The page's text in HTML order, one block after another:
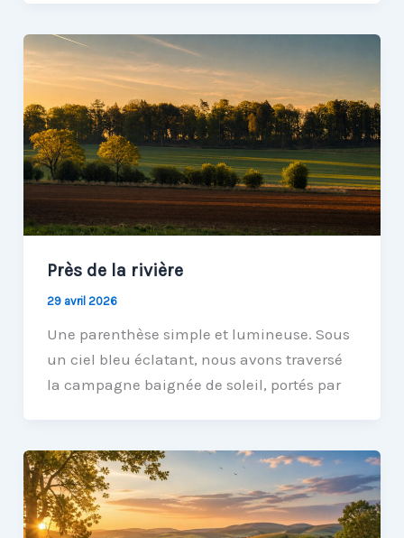
Près de la rivière
29 avril 2026
Une parenthèse simple et lumineuse. Sous
un ciel bleu éclatant, nous avons traversé
la campagne baignée de soleil, portés par